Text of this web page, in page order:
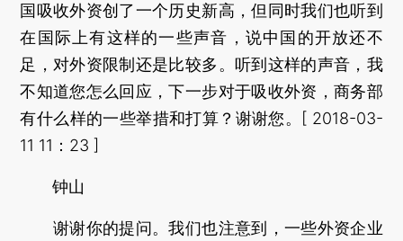
国吸收外资创了一个历史新高，但同时我们也听到
在国际上有这样的一些声音，说中国的开放还不
足，对外资限制还是比较多。听到这样的声音，我
不知道您怎么回应，下一步对于吸收外资，商务部
有什么样的一些举措和打算？谢谢您。[ 2018-03-
11 11：23 ]
钟山
谢谢你的提问。我们也注意到，一些外资企业